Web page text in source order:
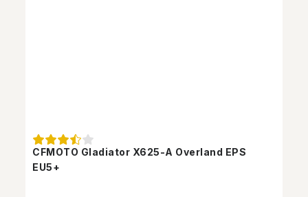
CFMOTO Gladiator X625-A Overland EPS
EU5+